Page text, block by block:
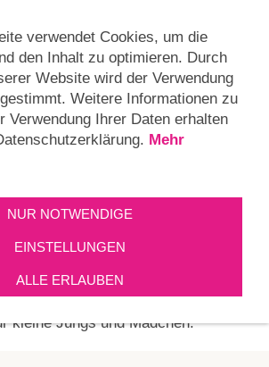
VULKANI
"VULKANI" stehen für faire
Brillen sind besonders für
Grundschulkinder geeignet.
Auswahl aus dem Brillensortiment
kleine Jungs und Mädchen.
verwendet Cookies, um die
den Inhalt zu optimieren. Durch
Website wird der Verwendung
Weitere Informationen zu
Verwendung Ihrer Daten erhalten
Mehr
NUR NOTWENDIGE
EINSTELLUNGEN
ALLE ERLAUBEN